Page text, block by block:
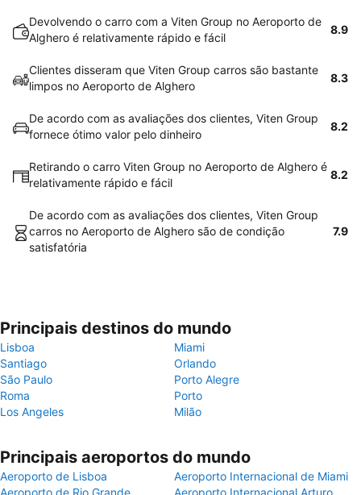
Devolvendo o carro com a Viten Group no Aeroporto de
Alghero é relativamente rápido e fácil
8.9
Clientes disseram que Viten Group carros são bastante
limpos no Aeroporto de Alghero
8.3
De acordo com as avaliações dos clientes, Viten Group
fornece ótimo valor pelo dinheiro
8.2
Retirando o carro Viten Group no Aeroporto de Alghero é
relativamente rápido e fácil
8.2
De acordo com as avaliações dos clientes, Viten Group
carros no Aeroporto de Alghero são de condição
satisfatória
7.9
Principais destinos do mundo
Lisboa
Miami
Santiago
Orlando
São Paulo
Porto Alegre
Roma
Porto
Los Angeles
Milão
Principais aeroportos do mundo
Aeroporto de Lisboa
Aeroporto Internacional de Miami
Aeroporto de Rio Grande
Aeroporto Internacional Arturo